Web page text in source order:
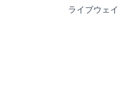
ライブウェイ